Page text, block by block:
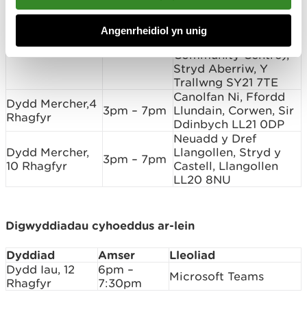
Angenrheidiol yn unig
Rhagfyr
3pm – 7pm
(1afClives Own
Welshpool Scout
Community Centre),
Stryd Aberriw, Y
Trallwng SY21 7TE
Dydd Mercher,4
Rhagfyr
3pm – 7pm
Canolfan Ni, Ffordd
Llundain, Corwen, Sir
Ddinbych LL21 0DP
Dydd Mercher,
10 Rhagfyr
3pm – 7pm
Neuadd y Dref
Llangollen, Stryd y
Castell, Llangollen
LL20 8NU
Digwyddiadau cyhoeddus ar-lein
Dyddiad Amser Lleoliad
Dydd Iau, 12
Rhagfyr
6pm –
7:30pm
Microsoft Teams